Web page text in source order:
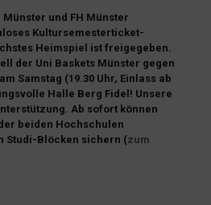
und FH Münster
Kultursemesterticket-
Heimspiel ist freigegeben.
der Uni Baskets Münster gegen
Samstag (19.30 Uhr, Einlass ab
Halle Berg Fidel! Unsere
Ab sofort können
beiden Hochschulen
Studi-Blöcken sichern (zum